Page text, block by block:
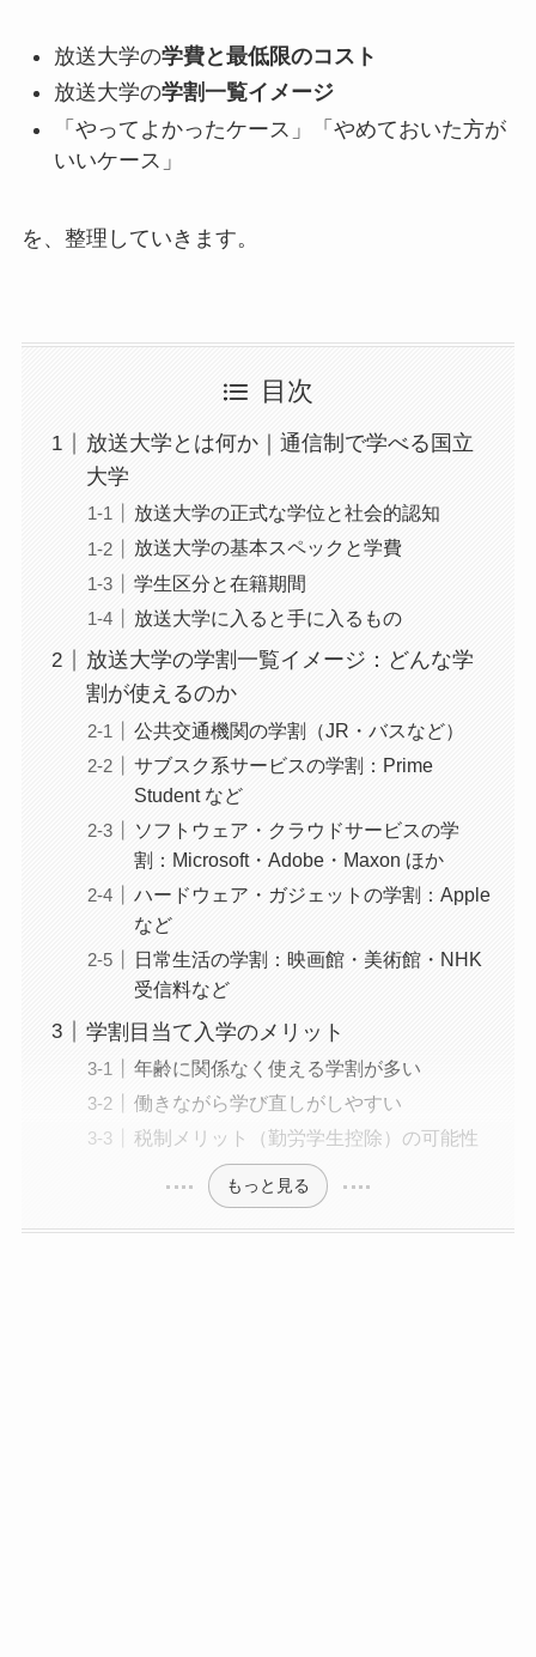
放送大学の学費と最低限のコスト
放送大学の学割一覧イメージ
「やってよかったケース」「やめておいた方が
いいケース」
を、整理していきます。
目次
放送大学とは何か｜通信制で学べる国立
大学
放送大学の正式な学位と社会的認知
放送大学の基本スペックと学費
学生区分と在籍期間
放送大学に入ると手に入るもの
放送大学の学割一覧イメージ：どんな学
割が使えるのか
公共交通機関の学割（JR・バスなど）
サブスク系サービスの学割：Prime
Student など
ソフトウェア・クラウドサービスの学
割：Microsoft・Adobe・Maxon ほか
ハードウェア・ガジェットの学割：Apple
など
日常生活の学割：映画館・美術館・NHK
受信料など
学割目当て入学のメリット
年齢に関係なく使える学割が多い
働きながら学び直しがしやすい
税制メリット（勤労学生控除）の可能性
もっと見る